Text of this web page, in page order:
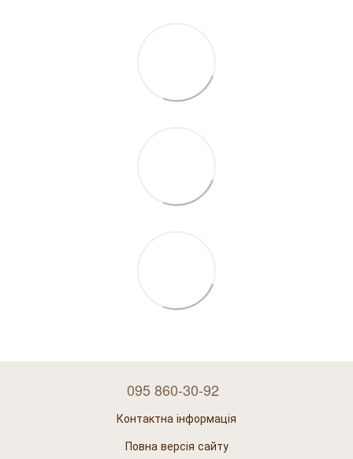
095 860-30-92
Контактна інформація
Повна версія сайту